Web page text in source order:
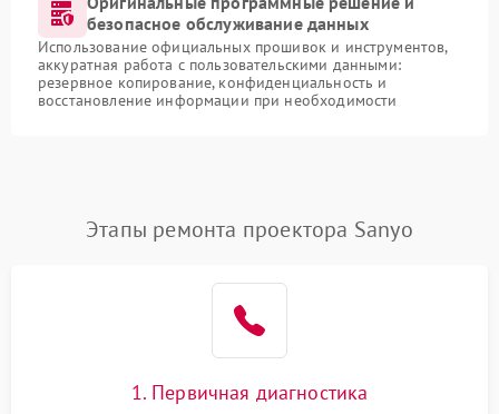
безопасное обслуживание данных
Использование официальных прошивок и инструментов,
аккуратная работа с пользовательскими данными:
резервное копирование, конфиденциальность и
восстановление информации при необходимости
Этапы ремонта проектора Sanyo
1. Первичная диагностика